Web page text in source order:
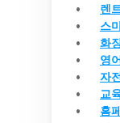
렌
스
화
영
자
교
홈